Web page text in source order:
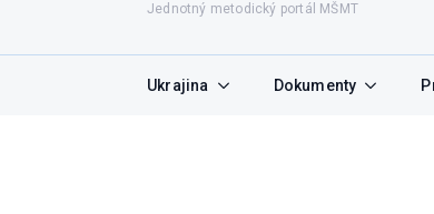
Jednotný metodický portál MŠMT
Ukrajina Dokumenty